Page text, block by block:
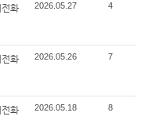
화 2026.05.27 4
화 2026.05.26 7
화 2026.05.18 8